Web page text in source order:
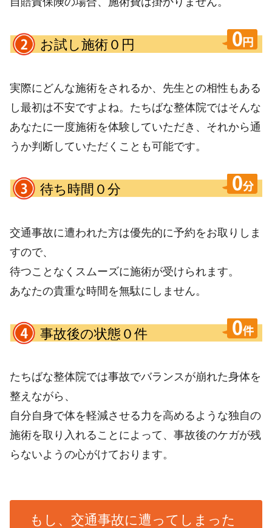
お試し施術０円
実際にどんな施術をされるか、先生との相性もある
し最初は不安ですよね。たちばな整体院ではそんな
あなたに一度施術を体験していただき、それから通
うか判断していただくことも可能です。
待ち時間０分
交通事故に遭われた方は優先的に予約をお取りしま
すので、
待つことなくスムーズに施術が受けられます。
あなたの貴重な時間を無駄にしません。
事故後の状態０件
たちばな整体院では事故でバランスが崩れた身体を
整えながら、
自分自身で体を軽減させる力を高めるような独自の
施術を取り入れることによって、事故後のケガが残
らないようの心がけております。
もし、交通事故に遭ってしまった